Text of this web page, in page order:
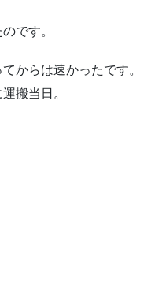
です。
からは速かったです。
搬当日。